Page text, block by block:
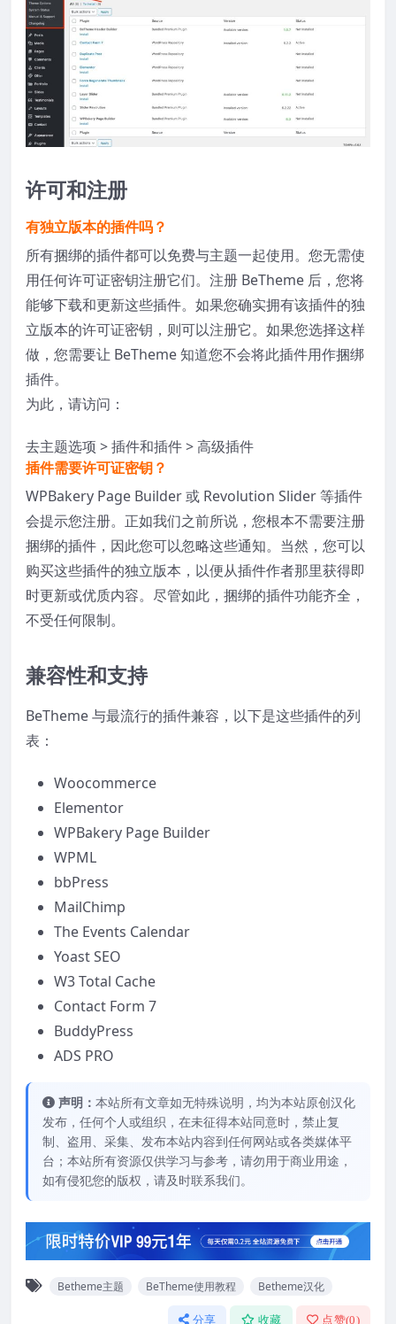
许可和注册
有独立版本的插件吗？
所有捆绑的插件都可以免费与主题一起使用。您无需使
用任何许可证密钥注册它们。注册 BeTheme 后，您将
能够下载和更新这些插件。如果您确实拥有该插件的独
立版本的许可证密钥，则可以注册它。如果您选择这样
做，您需要让 BeTheme 知道您不会将此插件用作捆绑
插件。
为此，请访问：
去主题选项 > 插件和插件 > 高级插件
插件需要许可证密钥？
WPBakery Page Builder 或 Revolution Slider 等插件
会提示您注册。正如我们之前所说，您根本不需要注册
捆绑的插件，因此您可以忽略这些通知。当然，您可以
购买这些插件的独立版本，以便从插件作者那里获得即
时更新或优质内容。尽管如此，捆绑的插件功能齐全，
不受任何限制。
兼容性和支持
BeTheme 与最流行的插件兼容，以下是这些插件的列
表：
Woocommerce
Elementor
WPBakery Page Builder
WPML
bbPress
MailChimp
The Events Calendar
Yoast SEO
W3 Total Cache
Contact Form 7
BuddyPress
ADS PRO
声明： 本站所有文章如无特殊说明，均为本站原创汉化
发布，任何个人或组织，在未征得本站同意时，禁止复
制、盗用、采集、发布本站内容到任何网站或各类媒体平
台；本站所有资源仅供学习与参考，请勿用于商业用途，
如有侵犯您的版权，请及时联系我们。
Betheme主题 BeTheme使用教程 Betheme汉化
分享 收藏 点赞(0)